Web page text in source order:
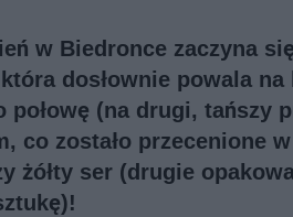
w Biedronce zaczyna
dosłownie powala
połowę (na drugi, tańszy
co zostało przecenione
żółty ser (drugie